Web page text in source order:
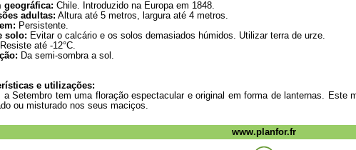
geográfica: Chile. Introduzido na Europa em 1848.
adultas: Altura até 5 metros, largura até 4 metros.
Persistente.
solo: Evitar o calcário e os solos demasiados húmidos. Utilizar terra de urze.
Resiste até -12°C.
Da semi-sombra a sol.
e utilizações:
a Setembro tem uma floração espectacular e original em forma de lanternas. Este
ou misturado nos seus maciços.
www.planfor.fr